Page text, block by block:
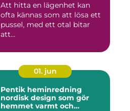
Att hitta en lägenhet kan
ofta kännas som att lösa ett
pussel, med ett otal bitar
att...
01. jun
Pentik heminredning
nordisk design som gör
hemmet varmt och